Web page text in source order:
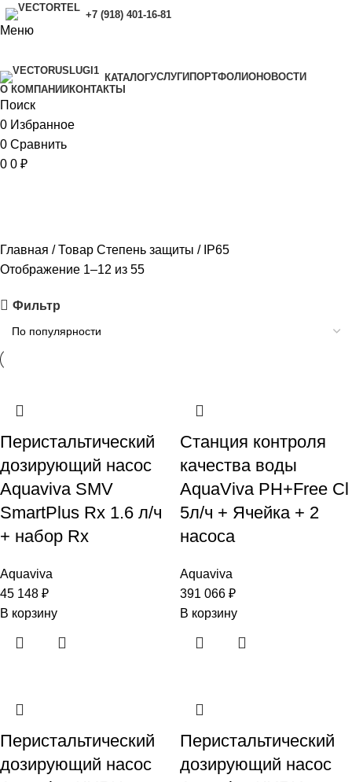
+7 (918) 401-16-81
Меню
КАТАЛОГУСЛУГИ ПОРТФОЛИОНОВОСТИ
O КОМПАНИИ КОНТАКТЫ
Поиск
0 Избранное
0 Сравнить
0 0 ₽
Главная Товар Степень защиты
IP65
Отображение 1–12 из 55
Фильтр
Перистальтический
дозирующий насос
Aquaviva SMV
SmartPlus Rx 1.6 л/ч
+ набор Rx
Aquaviva
45 148 ₽
В корзину
Станция контроля
качества воды
AquaViva PH+Free Cl
5л/ч + Ячейка + 2
насоса
Aquaviva
391 066 ₽
В корзину
Перистальтический
дозирующий насос
Перистальтический
дозирующий насос